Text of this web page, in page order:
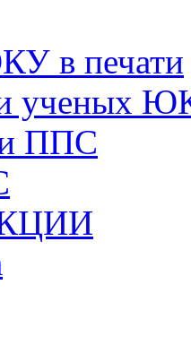
в печати
ученых
ППС